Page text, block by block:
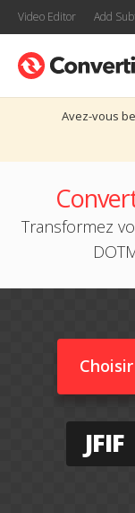
Video Editor Add
Avez-vous
Transformez
JFIF